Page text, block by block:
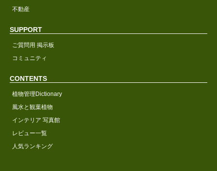
不動産
SUPPORT
ご質問用 掲示板
コミュニティ
CONTENTS
植物管理Dictionary
風水と観葉植物
インテリア 写真館
レビュー一覧
人気ランキング